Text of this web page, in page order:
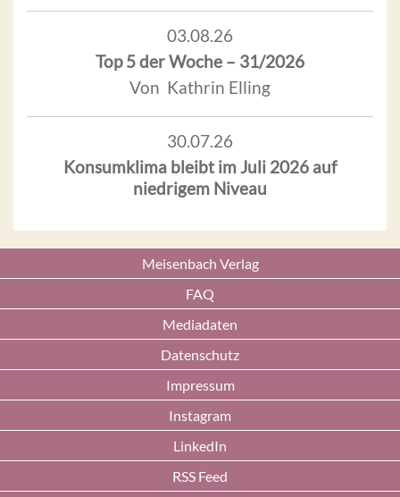
03.08.26
Top 5 der Woche – 31/2026
Von Kathrin Elling
30.07.26
Konsumklima bleibt im Juli 2026 auf
niedrigem Niveau
Meisenbach Verlag
FAQ
Mediadaten
Datenschutz
Impressum
Instagram
LinkedIn
RSS Feed